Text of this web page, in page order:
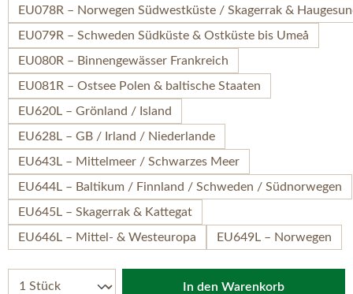
EU078R – Norwegen Südwestküste / Skagerrak &
EU079R – Schweden Südküste & Ostküste bis Umeå
EU080R – Binnengewässer Frankreich
EU081R – Ostsee Polen & baltische Staaten
EU620L – Grönland / Island
EU628L – GB / Irland / Niederlande
EU643L – Mittelmeer / Schwarzes Meer
EU644L – Baltikum / Finnland / Schweden / Südnorwegen
EU645L – Skagerrak & Kattegat
EU646L – Mittel- & Westeuropa
EU649L – Norwegen
In den Warenkorb